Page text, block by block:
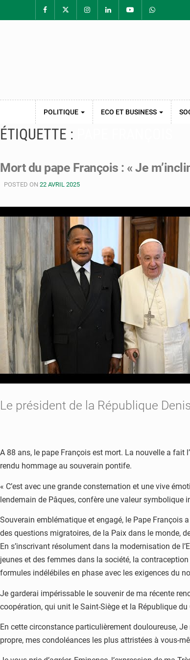
POLITIQUE ECO ET BUSINESS
ÉTIQUETTE :
Mort du pape François : « Je
POSTED ON 22 AVRIL 2025
Le président de la République
A 88 ans, le pape François est mort. La nouvelle a fait
rendu hommage au souverain pontife.
« C’est avec une grande consternation et une vive
lendemain de Pâques, confère une valeur symbolique
Souverain emblématique et engagé, le Pape François
des questions migratoires, de la Paix dans le monde,
En s’inscrivant résolument dans la modernisation de
jeunes et des femmes dans la société, la
formules indélébiles en phase avec les exigences du
Je garderai impérissable le souvenir de ma récente
coopération, qui unit le Saint-Siège et la République
En cette circonstance particulièrement douloureuse,
propre, mes condoléances les plus attristées à vous-